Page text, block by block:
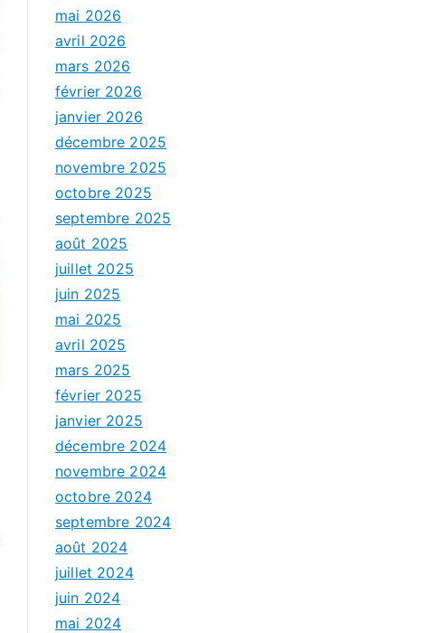
mai 2026
avril 2026
mars 2026
février 2026
janvier 2026
décembre 2025
novembre 2025
octobre 2025
septembre 2025
août 2025
juillet 2025
juin 2025
mai 2025
avril 2025
mars 2025
février 2025
janvier 2025
décembre 2024
novembre 2024
octobre 2024
septembre 2024
août 2024
juillet 2024
juin 2024
mai 2024